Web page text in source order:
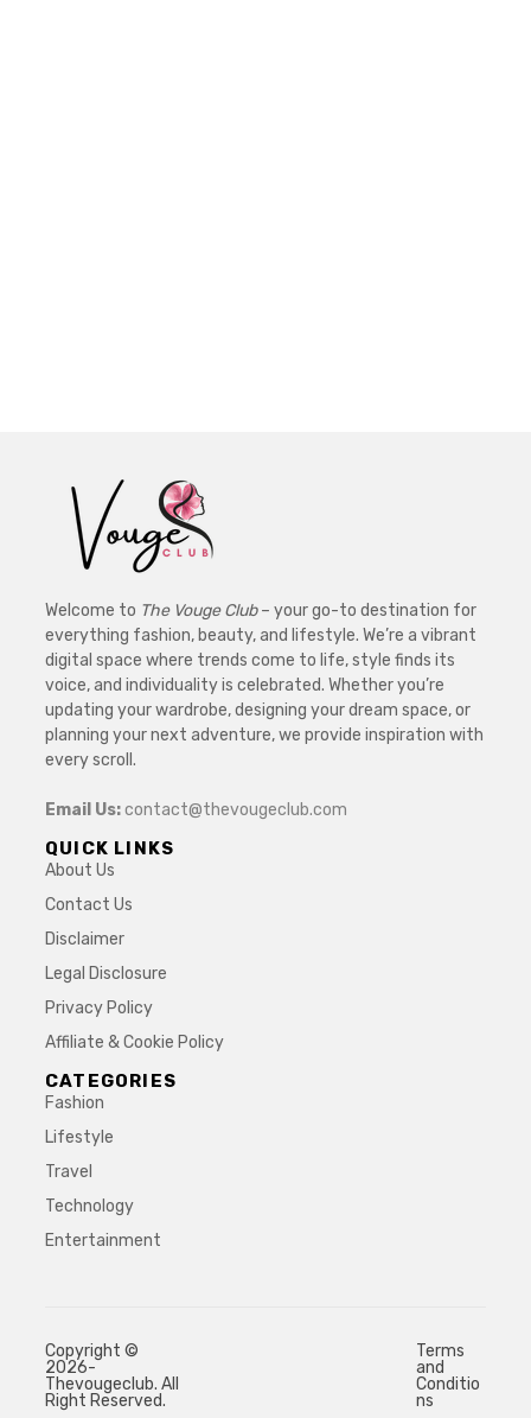
Welcome to The Vouge Club– your go-to destination for
everything fashion, beauty, and lifestyle. We’re a vibrant
digital space where trends come to life, style finds its
voice, and individuality is celebrated. Whether you’re
updating your wardrobe, designing your dream space, or
planning your next adventure, we provide inspiration with
every scroll.
Email Us:contact@thevougeclub.com
QUICK LINKS
About Us
Contact Us
Disclaimer
Legal Disclosure
Privacy Policy
Affiliate & Cookie Policy
CATEGORIES
Fashion
Lifestyle
Travel
Technology
Entertainment
Copyright ©
2026-
Thevougeclub. All
Right Reserved.
Terms
and
Conditio
ns